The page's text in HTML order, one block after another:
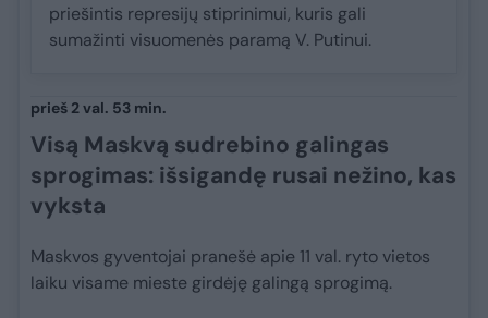
priešintis represijų stiprinimui, kuris gali
sumažinti visuomenės paramą V. Putinui.
prieš 2 val. 53 min.
Visą Maskvą sudrebino galingas
sprogimas: išsigandę rusai nežino, kas
vyksta
Maskvos gyventojai pranešė apie 11 val. ryto vietos
laiku visame mieste girdėję galingą sprogimą.